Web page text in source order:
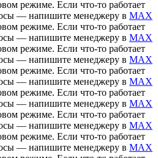
режиме. Если что-то работает
— напишите менеджеру в MAX
режиме. Если что-то работает
— напишите менеджеру в MAX
режиме. Если что-то работает
— напишите менеджеру в MAX
режиме. Если что-то работает
— напишите менеджеру в MAX
режиме. Если что-то работает
— напишите менеджеру в MAX
режиме. Если что-то работает
— напишите менеджеру в MAX
режиме. Если что-то работает
— напишите менеджеру в MAX